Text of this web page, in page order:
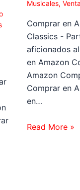
Musicales,
Comprar en
Classics -
aficionados
en Amazon
Amazon
Comprar en
en…
Read More »